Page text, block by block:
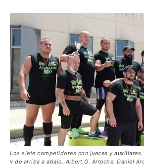
Los siete competidores con jueces y
y de arriba a abajo, Albert G. Arteche, Daniel